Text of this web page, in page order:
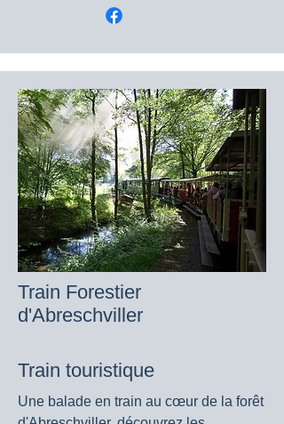
Train Forestier
d'Abreschviller
Train touristique
Une balade en train au cœur de la forêt